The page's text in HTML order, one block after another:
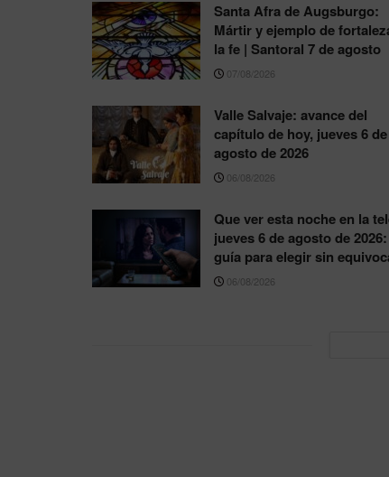
Santa Afra de Augsburgo:
Mártir y ejemplo de
la fe | Santoral 7 de agosto
07/08/2026
Valle Salvaje: avance del
capítulo de hoy, jueves 6 de
agosto de 2026
06/08/2026
Que ver esta noche en la
jueves 6 de agosto de
guía para elegir sin
06/08/2026